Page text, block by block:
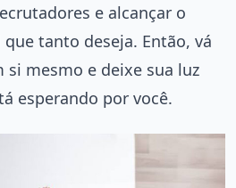
e alcançar o
tanto deseja. Então, vá
si mesmo e deixe sua luz
esperando por você.